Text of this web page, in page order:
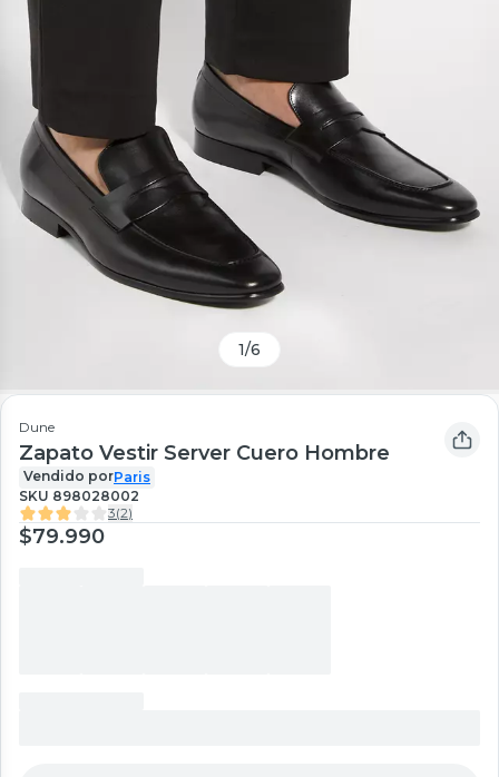
1/6
Dune
Zapato Vestir Server Cuero Hombre
Vendido porParis
SKU 898028002
3(2)
$79.990